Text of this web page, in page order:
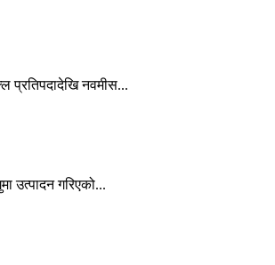
प्रतिपदादेखि नवमीस...
उत्पादन गरिएको...